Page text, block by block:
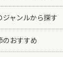
ジャンルから探す
のおすすめ